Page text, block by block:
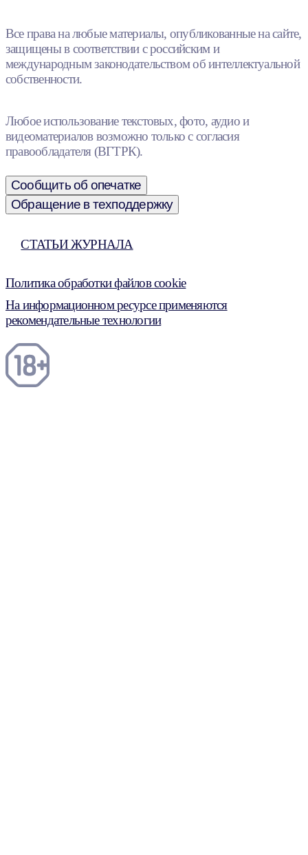
Все права на любые материалы, опубликованные на сайте,
защищены в соответствии с российским и
международным законодательством об интеллектуальной
собственности.
Любое использование текстовых, фото, аудио и
видеоматериалов возможно только с согласия
правообладателя (ВГТРК).
Сообщить об опечатке
Обращение в техподдержку
СТАТЬИ ЖУРНАЛА
Политика обработки файлов cookie
На информационном ресурсе применяются
рекомендательные технологии